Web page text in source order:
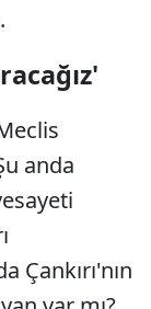
anda
Çankırı'nın